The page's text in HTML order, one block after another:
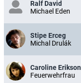
Ralf David
Michael Eden
Stipe Erceg
Michal Drulák
Caroline Erikson
Feuerwehrfrau